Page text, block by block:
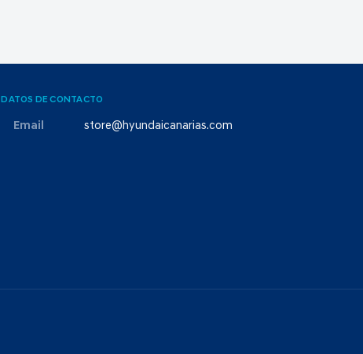
DATOS DE CONTACTO
Email store@hyundaicanarias.com